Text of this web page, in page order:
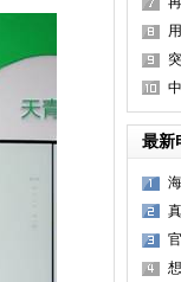
最新
元